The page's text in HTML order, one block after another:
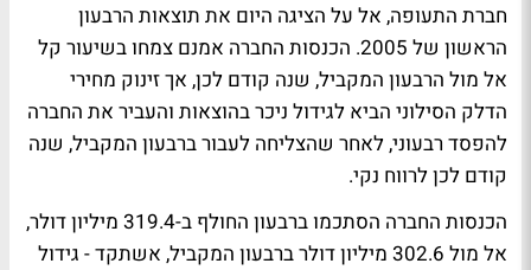
חברת התעופה, אל על הציגה היום את תוצאות הרבעון
הראשון של 2005. הכנסות החברה אמנם צמחו בשיעור קל
אל מול הרבעון המקביל, שנה קודם לכן, אך זינוק מחירי
הדלק הסילוני הביא לגידול ניכר בהוצאות והעביר את החברה
להפסד רבעוני, לאחר שהצליחה לעבור ברבעון המקביל, שנה
קודם לכן לרווח נקי.
הכנסות החברה הסתכמו ברבעון החולף ב-319.4 מיליון דולר,
אל מול 302.6 מיליון דולר ברבעון המקביל, אשתקד - גידול